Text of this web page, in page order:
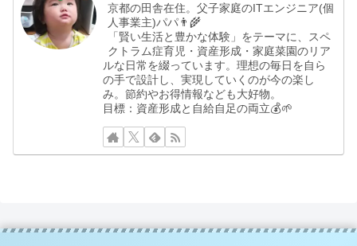
京都の田舎在住。父子家庭のITエンジニア(個
人事業主)パパ👨‍🌾
「賢い生活と豊かな体験」をテーマに、スペ
クトラム症育児・資産形成・家庭菜園のリア
ルな日常を綴っています。理想の毎日を自ら
の手で設計し、実現していくのが今の楽し
み。節約やお得情報なども大好物。
目標：資産形成と自給自足の両立💰🌱